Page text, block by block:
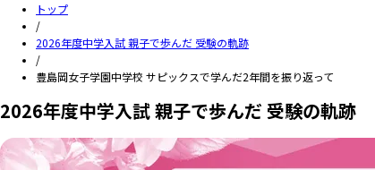
トップ
/
2026年度中学入試 親子で歩んだ 受験の軌跡
/
豊島岡女子学園中学校 サピックスで学んだ2年間を振り返って
2026年度中学入試 親子で歩んだ 受験の軌跡